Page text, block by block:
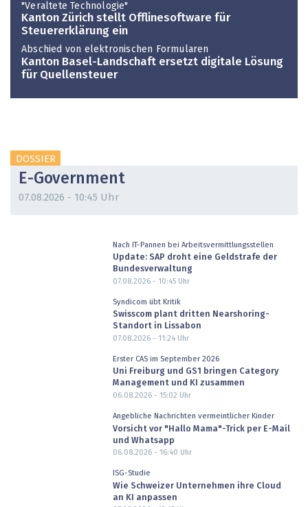
"Veraltete Technologie"
Kanton Zürich stellt Offlinesoftware für
Steuererklärung ein
Abschied von elektronischen Formularen
Kanton Basel-Landschaft ersetzt digitale Lösung
für Quellensteuer
DOSSIER
E-Government
07.08.2026 - 10:45 Uhr
Nach IT-Pannen bei Arbeitsvermittlungsstellen
Update: SAP droht eine Geldstrafe der
Bundesverwaltung
07.08.2026 - 10:45Uhr
Syndicom übt Kritik
Swisscom plant dritten Nearshoring-
Standort in Lissabon
07.08.2026 - 11:24Uhr
Erster CAS im September 2026
Uni Freiburg und GS1 bringen Category
Management und KI zusammen
06.08.2026 - 15:02 Uhr
Angebliche Nachrichten vermeintlicher Kinder
Vorsicht vor "Hallo Mama"-Trick per E-Mail
und Whatsapp
06.08.2026 - 16:40 Uhr
ISG-Studie
Wie Schweizer Unternehmen ihre Cloud
an KI anpassen